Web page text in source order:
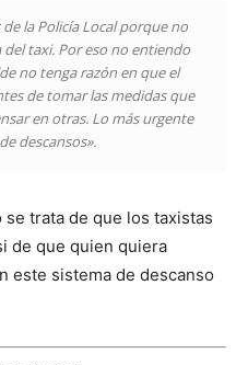
la Policía Local porque no
taxi. Por eso no entiendo
no tenga razón en que el
de tomar las medidas que
en otras. Lo más urgente
descansos».
trata de que los taxistas
de que quien quiera
este sistema de descanso